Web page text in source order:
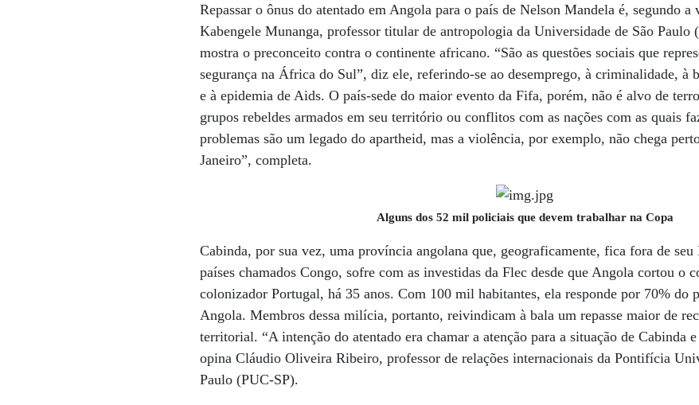
Repassar o ônus do atentado em Angola para o país de Nelson Mandela é, segundo a
Kabengele Munanga, professor titular de antropologia da Universidade de São Paulo
mostra o preconceito contra o continente africano. “São as questões sociais que
segurança na África do Sul”, diz ele, referindo-se ao desemprego, à criminalidade, à
e à epidemia de Aids. O país-sede do maior evento da Fifa, porém, não é alvo de
grupos rebeldes armados em seu território ou conflitos com as nações com as quais
problemas são um legado do apartheid, mas a violência, por exemplo, não chega
Janeiro”, completa.
Alguns dos 52 mil policiais que devem trabalhar na Copa
Cabinda, por sua vez, uma província angolana que, geograficamente, fica fora de seu
países chamados Congo, sofre com as investidas da Flec desde que Angola cortou o
colonizador Portugal, há 35 anos. Com 100 mil habitantes, ela responde por 70% do
Angola. Membros dessa milícia, portanto, reivindicam à bala um repasse maior de
territorial. “A intenção do atentado era chamar a atenção para a situação de Cabinda
opina Cláudio Oliveira Ribeiro, professor de relações internacionais da Pontifícia
Paulo (PUC-SP).